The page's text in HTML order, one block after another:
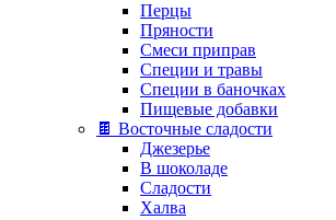
Перцы
Пряности
Смеси приправ
Специи и травы
Специи в баночках
Пищевые добавки
🍫 Восточные сладости
Джезерье
В шоколаде
Сладости
Халва